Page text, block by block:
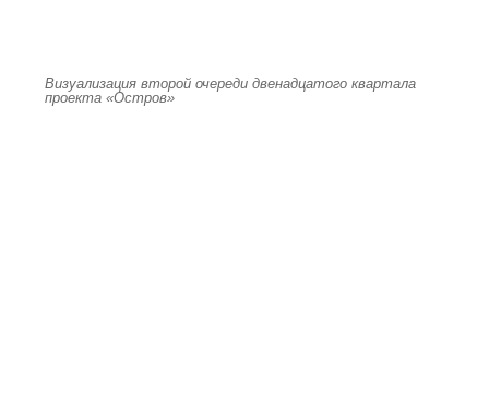
Визуализация второй очереди двенадцатого квартала
проекта «Остров»